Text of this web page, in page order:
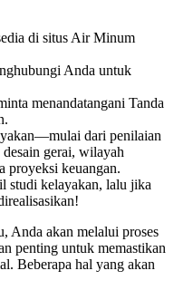
di situs Air Minum
Anda untuk
menandatangani Tanda
dari penilaian
gerai, wilayah
proyeksi keuangan.
studi kelayakan, lalu jika
Anda akan melalui proses
penting untuk memastikan
Beberapa hal yang akan